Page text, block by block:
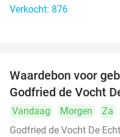
Verkocht: 876
Waardebon voor
Godfried de Vocht
Vandaag Morgen Za
Godfried de Vocht De